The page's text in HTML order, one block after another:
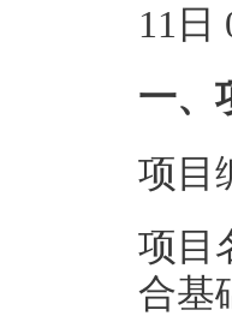
11日
一、
项目
项目
合基